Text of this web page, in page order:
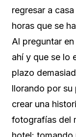
regresar a
horas que se
Al preguntar
ahí y que se lo
plazo
llorando por
crear una
fotografías del